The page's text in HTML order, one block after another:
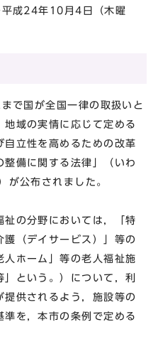
成24年10月4日（木曜
で国が全国一律の取扱いと
地域の実情に応じて定める
自立性を高めるための改革
備に関する法律」（いわ
が公布されました。
の分野においては，「特
（デイサービス）」等の
ホーム」等の老人福祉施
という。）について，利
供されるよう，施設等の
準を，本市の条例で定める